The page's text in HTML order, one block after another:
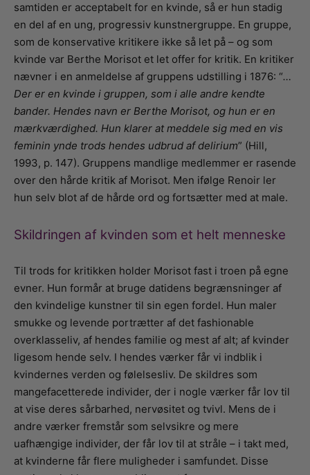
samtiden er acceptabelt for en kvinde, så er hun stadig
en del af en ung, progressiv kunstnergruppe. En gruppe,
som de konservative kritikere ikke så let på – og som
kvinde var Berthe Morisot et let offer for kritik. En kritiker
nævner i en anmeldelse af gruppens udstilling i 1876: “…
Der er en kvinde i gruppen, som i alle andre kendte
bander. Hendes navn er Berthe Morisot, og hun er en
mærkværdighed. Hun klarer at meddele sig med en vis
feminin ynde trods hendes udbrud af delirium” (Hill,
1993, p. 147). Gruppens mandlige medlemmer er rasende
over den hårde kritik af Morisot. Men ifølge Renoir ler
hun selv blot af de hårde ord og fortsætter med at male.
Skildringen af kvinden som et helt menneske
Til trods for kritikken holder Morisot fast i troen på egne
evner. Hun formår at bruge datidens begrænsninger af
den kvindelige kunstner til sin egen fordel. Hun maler
smukke og levende portrætter af det fashionable
overklasseliv, af hendes familie og mest af alt; af kvinder
ligesom hende selv. I hendes værker får vi indblik i
kvindernes verden og følelsesliv. De skildres som
mangefacetterede individer, der i nogle værker får lov til
at vise deres sårbarhed, nervøsitet og tvivl. Mens de i
andre værker fremstår som selvsikre og mere
uafhængige individer, der får lov til at stråle – i takt med,
at kvinderne får flere muligheder i samfundet. Disse